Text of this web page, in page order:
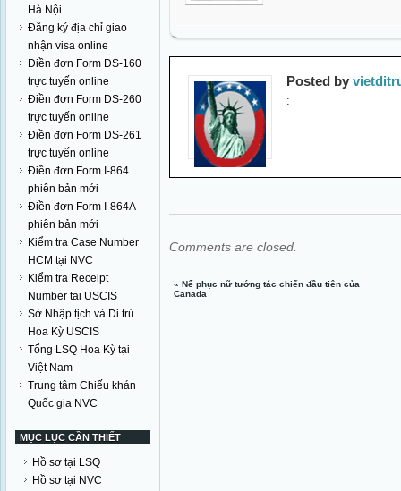
Hà Nội
Đăng ký địa chỉ giao
nhận visa online
Điền đơn Form DS-160
trực tuyến online
Điền đơn Form DS-260
trực tuyến online
Điền đơn Form DS-261
trực tuyến online
Điền đơn Form I-864
phiên bản mới
Điền đơn Form I-864A
phiên bản mới
Kiểm tra Case Number
HCM tại NVC
Kiểm tra Receipt
Number tại USCIS
Sở Nhập tịch và Di trú
Hoa Kỳ USCIS
Tổng LSQ Hoa Kỳ tại
Việt Nam
Trung tâm Chiếu khán
Quốc gia NVC
MỤC LỤC CẦN THIẾT
Hồ sơ tại LSQ
Hồ sơ tại NVC
Posted by
:
Comments are closed.
«Nể phục nữ tướng tác chiến đầu tiên của
Canada